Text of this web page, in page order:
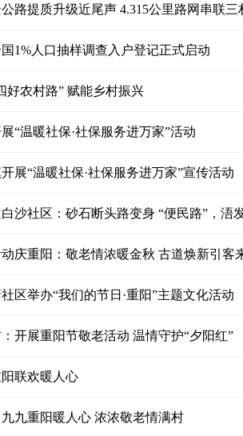
路提质升级近尾声 4.315公里路网串联三
1%人口抽样调查入户登记正式启动
好农村路” 赋能乡村振兴
“温暖社保·社保服务进万家”活动
展“温暖社保·社保服务进万家”宣传活动
沙社区：砂石断头路变身 “便民路”，浯
庆重阳：敬老情浓暖金秋 古道焕新引客
区举办“我们的节日·重阳”主题文化活动
开展重阳节敬老活动 温情守护“夕阳红”
联欢暖人心
九重阳暖人心 浓浓敬老情满村